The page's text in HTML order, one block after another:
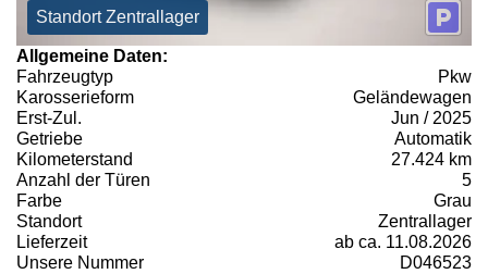
Standort Zentrallager
Allgemeine Daten:
Fahrzeugtyp
Pkw
Karosserieform
Geländewagen
Erst-Zul.
Jun / 2025
Getriebe
Automatik
Kilometerstand
27.424 km
Anzahl der Türen
5
Farbe
Grau
Standort
Zentrallager
Lieferzeit
ab ca. 11.08.2026
Unsere Nummer
D046523